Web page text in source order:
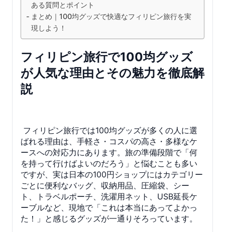
ある質問とポイント
まとめ｜100均グッズで快適なフィリピン旅行を実
現しよう！
フィリピン旅行で100均グッズ
が人気な理由とその魅力を徹底解
説
フィリピン旅行では100均グッズが多くの人に選
ばれる理由は、手軽さ・コスパの高さ・多様なケ
ースへの対応力にあります。旅の準備段階で「何
を持って行けばよいのだろう」と悩むことも多い
ですが、実は日本の100円ショップにはカテゴリー
ごとに便利なバッグ、収納用品、圧縮袋、シー
ト、トラベルポーチ、洗濯用ネット、USB延長ケ
ーブルなど、現地で「これは本当にあってよかっ
た！」と感じるグッズが一通りそろっています。